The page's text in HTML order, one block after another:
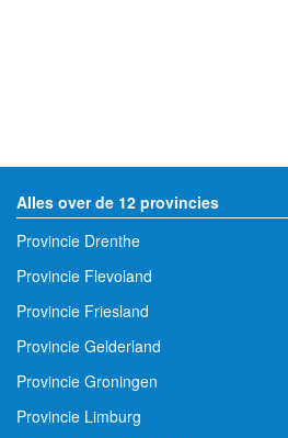
Alles over de 12 provincies
Provincie Drenthe
Provincie Flevoland
Provincie Friesland
Provincie Gelderland
Provincie Groningen
Provincie Limburg